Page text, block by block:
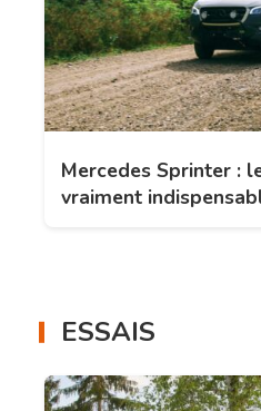
Mercedes Sprinter :
vraiment
ESSAIS